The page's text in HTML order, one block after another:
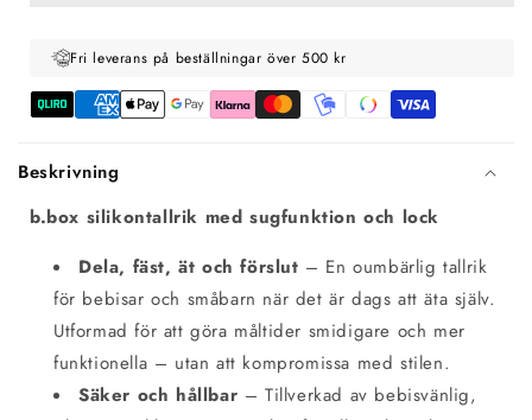
Fri leverans på beställningar över 500 kr
Beskrivning
b.box silikontallrik med sugfunktion och lock
Dela, fäst, ät och förslut – En oumbärlig tallrik
för bebisar och småbarn när det är dags att äta själv.
Utformad för att göra måltider smidigare och mer
funktionella – utan att kompromissa med stilen.
Säker och hållbar – Tillverkad av bebisvänlig,